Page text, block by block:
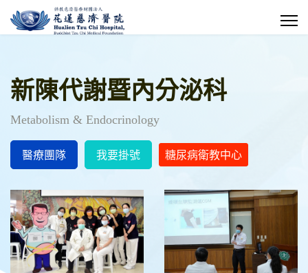
新陳代謝暨內分泌科
Metabolism & Endocrinology
醫療團隊 我要掛號 糖尿病衛教中心